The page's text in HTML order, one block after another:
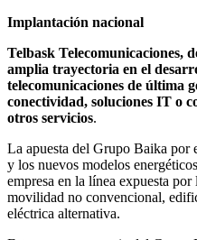
Implantación nacional
Telbask Telecomunicaciones,
amplia trayectoria en el
telecomunicaciones de última
conectividad, soluciones IT o
otros servicios.
La apuesta del Grupo Baika por
y los nuevos modelos
empresa en la línea expuesta
movilidad no convencional,
eléctrica alternativa.